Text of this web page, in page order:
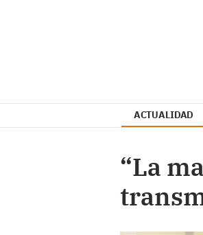
ACTUALIDAD
“La